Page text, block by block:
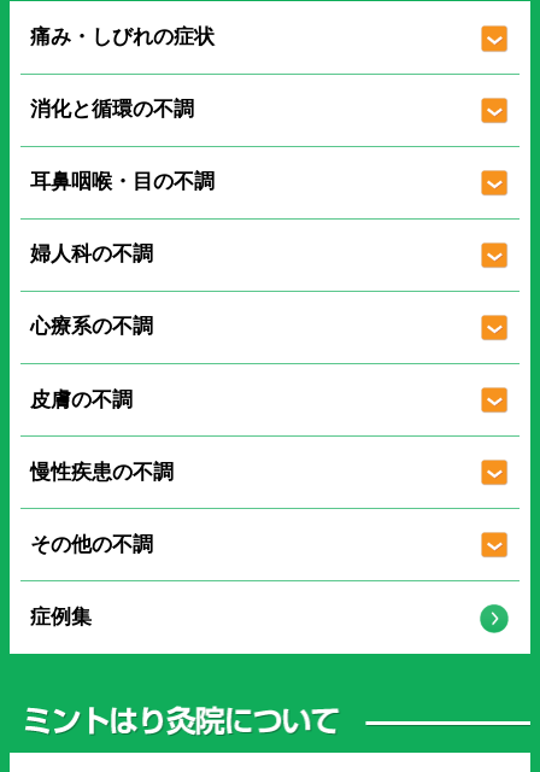
痛み・しびれの症状
消化と循環の不調
耳鼻咽喉・目の不調
婦人科の不調
心療系の不調
皮膚の不調
慢性疾患の不調
その他の不調
症例集